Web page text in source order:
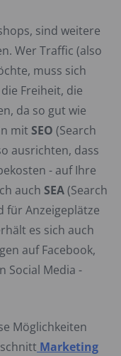
sind weitere
Wer Traffic (also
muss sich
Freiheit, die
da so gut wie
mit SEO (Search
ausrichten, dass
- auf Ihre
auch SEA(Search
für Anzeigeplätze
es sich auch
auf Facebook,
Social Media -
Möglichkeiten
Marketing